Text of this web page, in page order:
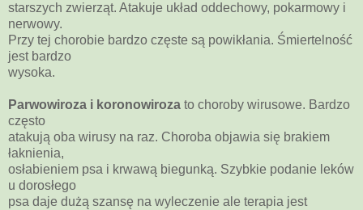
starszych zwierząt. Atakuje układ oddechowy, pokarmowy i
nerwowy.
Przy tej chorobie bardzo częste są powikłania. Śmiertelność
jest bardzo
wysoka.
Parwowiroza i koronowiroza to choroby wirusowe. Bardzo
często
atakują oba wirusy na raz. Choroba objawia się brakiem
łaknienia,
osłabieniem psa i krwawą biegunką. Szybkie podanie leków
u dorosłego
psa daje dużą szansę na wyleczenie ale terapia jest